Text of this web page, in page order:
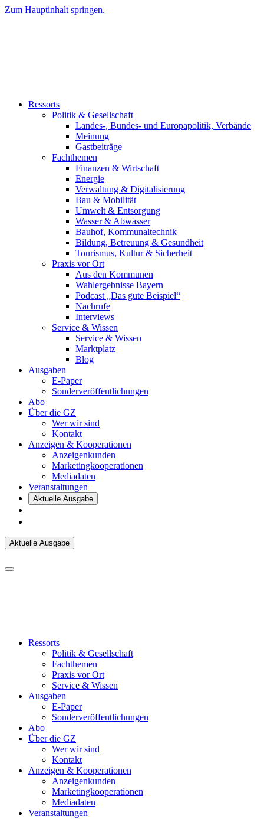
Zum Hauptinhalt springen.
Ressorts
Politik & Gesellschaft
Landes-, Bundes- und Europapolitik, Verbände
Meinung
Gastbeiträge
Fachthemen
Finanzen & Wirtschaft
Energie
Verwaltung & Digitalisierung
Bau & Mobilität
Umwelt & Entsorgung
Wasser & Abwasser
Bauhof, Kommunaltechnik
Bildung, Betreuung & Gesundheit
Tourismus, Kultur & Sicherheit
Praxis vor Ort
Aus den Kommunen
Wahlergebnisse Bayern
Podcast „Das gute Beispiel“
Nachrufe
Interviews
Service & Wissen
Service & Wissen
Marktplatz
Blog
Ausgaben
E-Paper
Sonderveröffentlichungen
Abo
Über die GZ
Wer wir sind
Kontakt
Anzeigen & Kooperationen
Anzeigenkunden
Marketingkooperationen
Mediadaten
Veranstaltungen
Aktuelle Ausgabe
Aktuelle Ausgabe
Ressorts
Politik & Gesellschaft
Fachthemen
Praxis vor Ort
Service & Wissen
Ausgaben
E-Paper
Sonderveröffentlichungen
Abo
Über die GZ
Wer wir sind
Kontakt
Anzeigen & Kooperationen
Anzeigenkunden
Marketingkooperationen
Mediadaten
Veranstaltungen